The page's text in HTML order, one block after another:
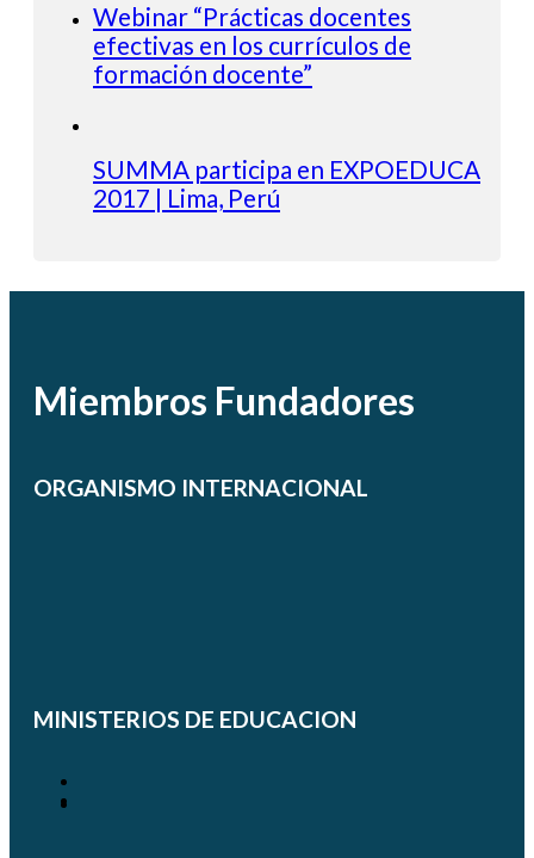
Webinar “Prácticas docentes
efectivas en los currículos de
formación docente”
SUMMA participa en EXPOEDUCA
2017 | Lima, Perú
Miembros Fundadores
ORGANISMO INTERNACIONAL
MINISTERIOS DE EDUCACION